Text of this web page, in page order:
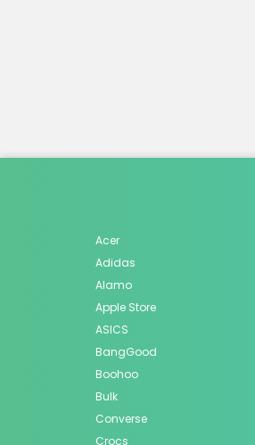
Acer
Adidas
Alamo
Apple Store
ASICS
BangGood
Boohoo
Bulk
Converse
Crocs